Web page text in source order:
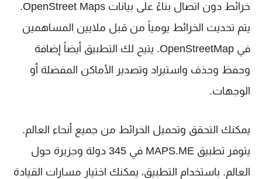
خرائط دون اتصال بناءً على بيانات OpenStreet Maps.
يتم تحديث الخرائط يومياً من قبل ملايين المساهمين
في OpenStreetMap. يتيح لك التطبيق أيضاً إضافة
وحفظ وحذف واستيراد وتصدير الأماكن المفضلة أو
الوجهات.
يمكنك التحقق وتحميل الخرائط من جميع أنحاء العالم.
يتوفر تطبيق MAPS.ME في 345 دولة وجزيرة حول
العالم. باستخدام التطبيق، يمكنك اختيار مسارات القيادة